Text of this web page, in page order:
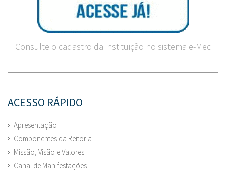
Consulte o cadastro da instituição no sistema e-Mec
ACESSO RÁPIDO
Apresentação
Componentes da Reitoria
Missão, Visão e Valores
Canal de Manifestações